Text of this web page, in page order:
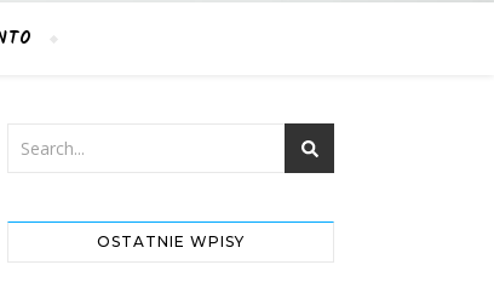
OSTATNIE WPISY